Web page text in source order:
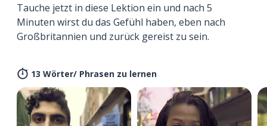
Tauche jetzt in diese Lektion ein und nach 5
Minuten wirst du das Gefühl haben, eben nach
Großbritannien und zurück gereist zu sein.
13 Wörter/ Phrasen zu lernen